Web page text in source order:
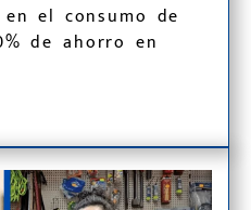
el consumo de
de ahorro en